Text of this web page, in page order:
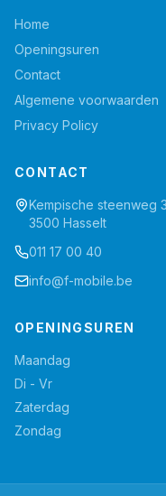
Home
Openingsuren
Contact
Algemene voorwaarden
Privacy Policy
CONTACT
Kempische steenweg
3500 Hasselt
011 17 00 40
info@f-mobile.be
OPENINGSUREN
Maandag
Di - Vr
Zaterdag
Zondag